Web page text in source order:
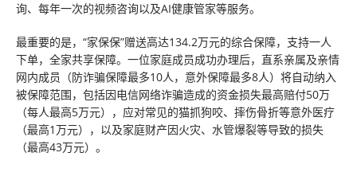
询、每年一次的视频咨询以及AI健康管家等服务。
最重要的是，“家保保”赠送高达134.2万元的综合保障，支持一人
下单，全家共享保障。一位家庭成员成功办理后，直系亲属及亲情
网内成员（防诈骗保障最多10人，意外保障最多8人）将自动纳入
被保障范围，包括因电信网络诈骗造成的资金损失最高赔付50万
（每人最高5万元），应对常见的猫抓狗咬、摔伤骨折等意外医疗
（最高1万元），以及家庭财产因火灾、水管爆裂等导致的损失
（最高43万元）。